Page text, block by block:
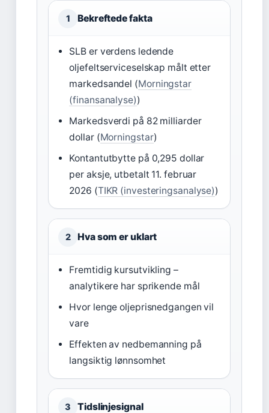
1 Bekreftede fakta
SLB er verdens ledende
oljefeltserviceselskap målt etter
markedsandel (Morningstar
(finansanalyse))
Markedsverdi på 82 milliarder
dollar (Morningstar)
Kontantutbytte på 0,295 dollar
per aksje, utbetalt 11. februar
2026 (TIKR (investeringsanalyse))
2 Hva som er uklart
Fremtidig kursutvikling –
analytikere har sprikende mål
Hvor lenge oljeprisnedgangen vil
vare
Effekten av nedbemanning på
langsiktig lønnsomhet
3 Tidslinjesignal